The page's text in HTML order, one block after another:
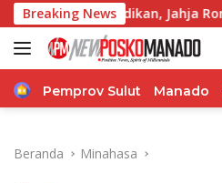
Langsung
ke
konten
Breaking News
Jahja Rondonuwu
Home
Pemprov Sulut Manado
Beranda Minahasa